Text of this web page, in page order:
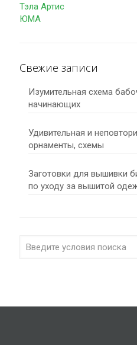
Тэла Артис
ЮМА
Свежие записи
Изумительная схема
начинающих
Удивительная и
орнаменты, схемы
Заготовки для вышивки
по уходу за вышитой